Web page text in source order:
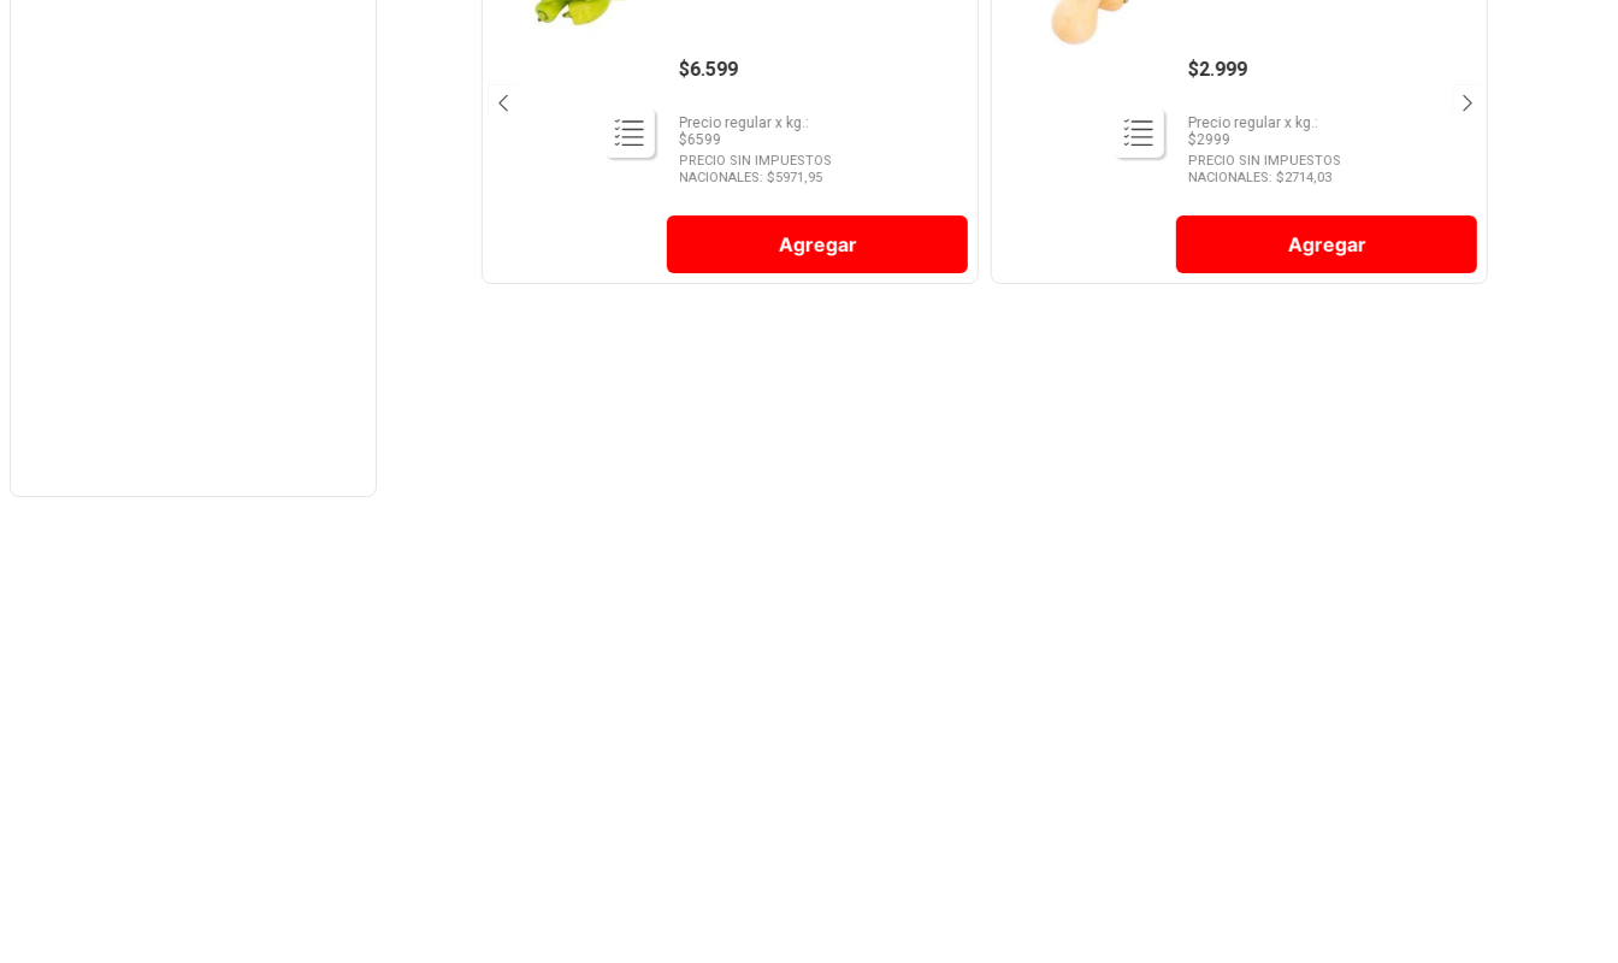
$6.599
Precio regularx kg.:
$6599
PRECIO SIN IMPUESTOS
NACIONALES: $5971,95
Agregar
$2.999
Precio regular x kg.:
$2999
PRECIO SIN IMPUESTOS
NACIONALES: $2714,03
Agregar